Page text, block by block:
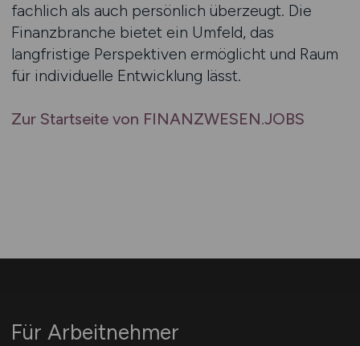
fachlich als auch persönlich überzeugt. Die
Finanzbranche bietet ein Umfeld, das
langfristige Perspektiven ermöglicht und Raum
für individuelle Entwicklung lässt.
Zur Startseite von FINANZWESEN.JOBS
Für Arbeitnehmer